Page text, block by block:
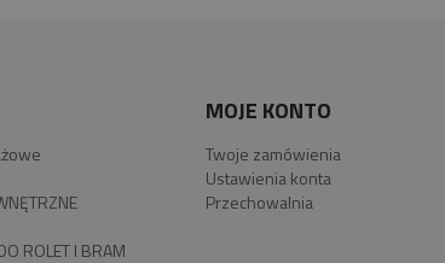
ROLET I BRAM
MOJE KONTO
Twoje zamówienia
Ustawienia konta
Przechowalnia